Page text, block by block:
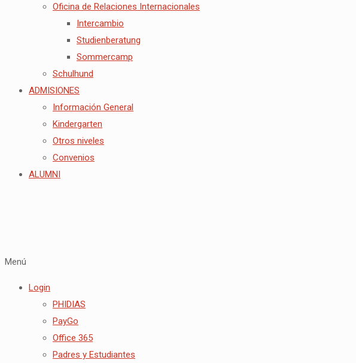
Oficina de Relaciones Internacionales
Intercambio
Studienberatung
Sommercamp
Schulhund
ADMISIONES
Información General
Kindergarten
Otros niveles
Convenios
ALUMNI
Menú
Login
PHIDIAS
PayGo
Office 365
Padres y Estudiantes